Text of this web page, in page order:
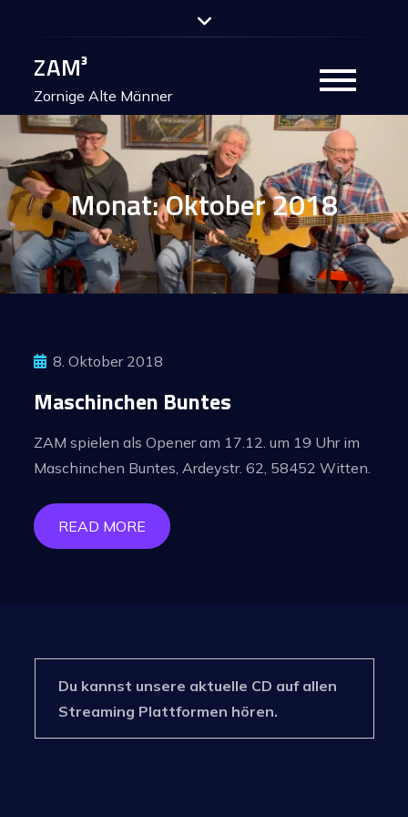
contentZAM³
Zornige Alte Männer
Monat:Oktober 2018
8. Oktober 2018
Maschinchen Buntes
ZAM spielen als Opener am 17.12. um 19 Uhr im
Maschinchen Buntes, Ardeystr. 62, 58452 Witten.
READ MORE
Du kannst unsere aktuelle CD auf allen
Streaming Plattformen hören.